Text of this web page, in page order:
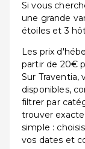
Si vous
une grande
étoiles et 3
Les prix
partir de 20€
Sur Traventia,
disponibles,
filtrer par
trouver
simple :
vos dates et